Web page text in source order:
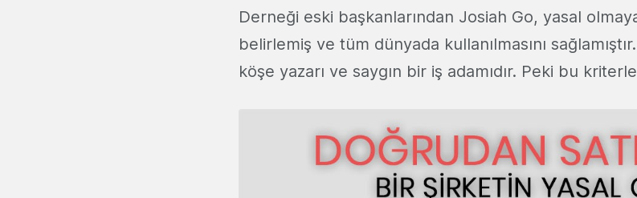
Derneği eski başkanlarından Josiah Go, yasal
belirlemiş ve tüm dünyada kullanılmasını
köşe yazarı ve saygın bir iş adamıdır. Peki bu